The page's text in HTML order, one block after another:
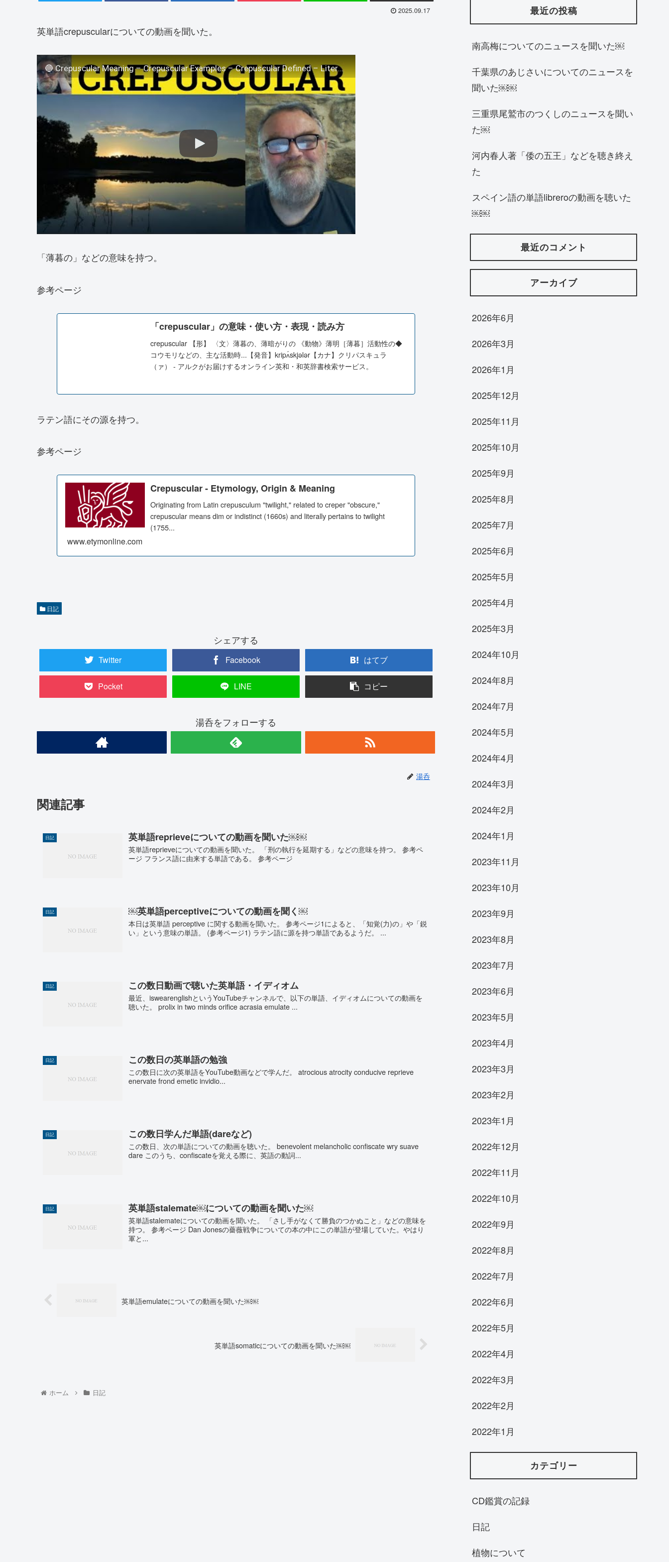
2025.09.17
英単語crepuscularについての動画を聞いた。
🔵 Crepuscular Meaning – Crepuscular Examples – Crepuscular Defined – Literary Vocab – Crepuscular
「薄暮の」などの意味を持つ。
参考ページ
「crepuscular」の意味・使い方・表現・読み方
crepuscular 【形】 〈文〉薄暮の、薄暗がりの 《動物》薄明［薄暮］活動性の◆
コウモリなどの、主な活動時...【発音】kripʌ́skjələr【カナ】クリパスキュラ
（ァ） - アルクがお届けするオンライン英和・和英辞書検索サービス。
ラテン語にその源を持つ。
参考ページ
Crepuscular - Etymology, Origin & Meaning
Originating from Latin crepusculum "twilight," related to creper "obscure,"
crepuscular means dim or indistinct (1660s) and literally pertains to twilight
(1755...
www.etymonline.com
日記
シェアする
Twitter Facebook はてブ
Pocket LINE コピー
湯呑をフォローする
湯呑
関連記事
日記 英単語reprieveについての動画を聞いた￼￼
英単語reprieveについての動画を聞いた。 「刑の執行を延期する」などの意味を持つ。 参考ペ
ージ フランス語に由来する単語である。 参考ページ
日記 ￼英単語perceptiveについての動画を聞く￼
本日は英単語 perceptive に関する動画を聞いた。 参考ページ1によると、「知覚(力)の」や「鋭
い」という意味の単語。 (参考ページ1) ラテン語に源を持つ単語であるようだ。 ...
日記 この数日動画で聴いた英単語・イディオム
最近、iswearenglishというYouTubeチャンネルで、以下の単語、イディオムについての動画を
聴いた。 prolix in two minds orifice acrasia emulate ...
日記 この数日の英単語の勉強
この数日に次の英単語をYouTube動画などで学んだ。 atrocious atrocity conducive reprieve
enervate frond emetic invidio...
日記 この数日学んだ単語(dareなど)
この数日、次の単語についての動画を聴いた。 benevolent melancholic confiscate wry suave
dare このうち、confiscateを覚える際に、英語の動詞...
日記 英単語stalemate￼についての動画を聞いた￼
英単語stalemateについての動画を聞いた。 「さし手がなくて勝負のつかぬこと」などの意味を
持つ。 参考ページ Dan Jonesの薔薇戦争についての本の中にこの単語が登場していた。やはり
軍と...
英単語emulateについての動画を聞いた￼￼
英単語somaticについての動画を聞いた￼￼
ホーム 日記
最近の投稿
南高梅についてのニュースを聞いた￼
千葉県のあじさいについてのニュースを
聞いた￼￼
三重県尾鷲市のつくしのニュースを聞い
た￼
河内春人著「倭の五王」などを聴き終え
た
スペイン語の単語libreroの動画を聴いた
￼￼
最近のコメント
アーカイブ
2026年6月
2026年3月
2026年1月
2025年12月
2025年11月
2025年10月
2025年9月
2025年8月
2025年7月
2025年6月
2025年5月
2025年4月
2025年3月
2024年10月
2024年8月
2024年7月
2024年5月
2024年4月
2024年3月
2024年2月
2024年1月
2023年11月
2023年10月
2023年9月
2023年8月
2023年7月
2023年6月
2023年5月
2023年4月
2023年3月
2023年2月
2023年1月
2022年12月
2022年11月
2022年10月
2022年9月
2022年8月
2022年7月
2022年6月
2022年5月
2022年4月
2022年3月
2022年2月
2022年1月
カテゴリー
CD鑑賞の記録
日記
植物について